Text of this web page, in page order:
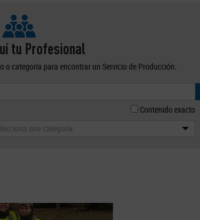
tu Profesional
o categoría para encontrar un Servicio de Producción.
Contenido exacto
una categoría